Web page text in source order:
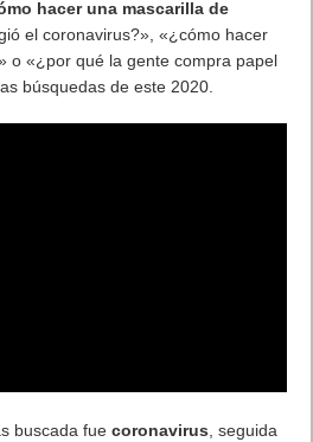
hacer una mascarilla de
el coronavirus?», «¿cómo hacer
o «¿por qué la gente compra papel
búsquedas de este 2020.
buscada fuecoronavirus , seguida